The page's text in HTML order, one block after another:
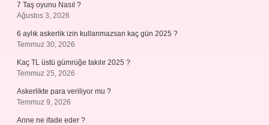
7 Taş oyunu Nasıl ?
Ağustos 3, 2026
6 aylık askerlik izin kullanmazsan kaç gün 2025 ?
Temmuz 30, 2026
Kaç TL üstü gümrüğe takılır 2025 ?
Temmuz 25, 2026
Askerlikte para veriliyor mu ?
Temmuz 9, 2026
Anne ne ifade eder ?